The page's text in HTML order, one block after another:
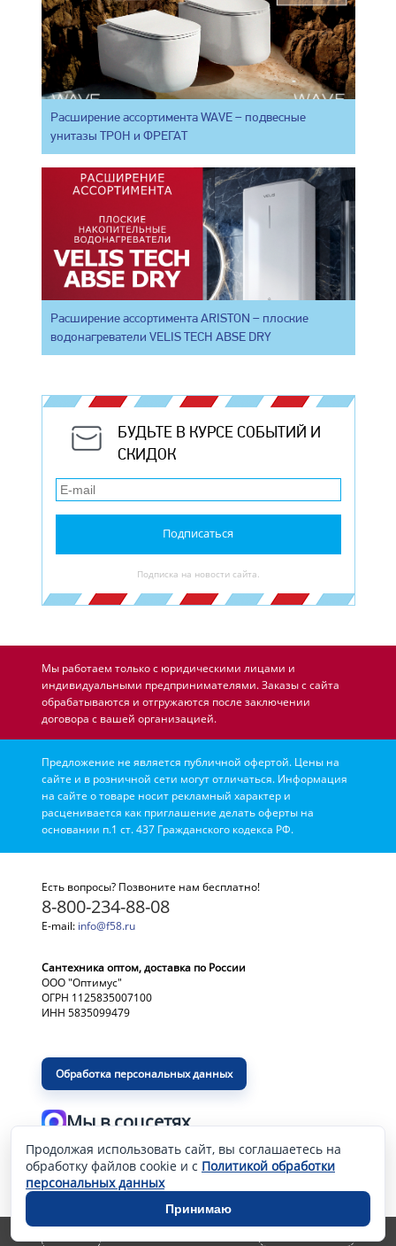
КАБИНЕТ
Расширение ассортимента WAVE – подвесные
унитазы ТРОН и ФРЕГАТ
Расширение ассортимента ARISTON – плоские
водонагреватели VELIS TECH ABSE DRY
БУДЬТЕ В КУРСЕ СОБЫТИЙ И
СКИДОК
Подписаться
Подписка на новости сайта.
Мы работаем только с юридическими лицами и
индивидуальными предпринимателями. Заказы с сайта
обрабатываются и отгружаются после заключении
договора с вашей организацией.
Предложение не является публичной офертой. Цены на
сайте и в розничной сети могут отличаться. Информация
на сайте о товаре носит рекламный характер и
расценивается как приглашение делать оферты на
основании п.1 ст. 437 Гражданского кодекса РФ.
Есть вопросы? Позвоните нам бесплатно!
8-800-234-88-08
E-mail: info@f58.ru
Сантехника оптом, доставка по России
ООО "Оптимус"
ОГРН 1125835007100
ИНН 5835099479
Обработка персональных данных
Мы в соцсетях
Разработка и продвижение сайта —
Продолжая использовать сайт, вы соглашаетесь на
обработку файлов cookie и с Политикой обработки
персональных данных
Принимаю